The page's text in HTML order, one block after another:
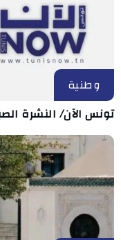
وطنية
تونس الآن/ النشرة الصباحية ليوم